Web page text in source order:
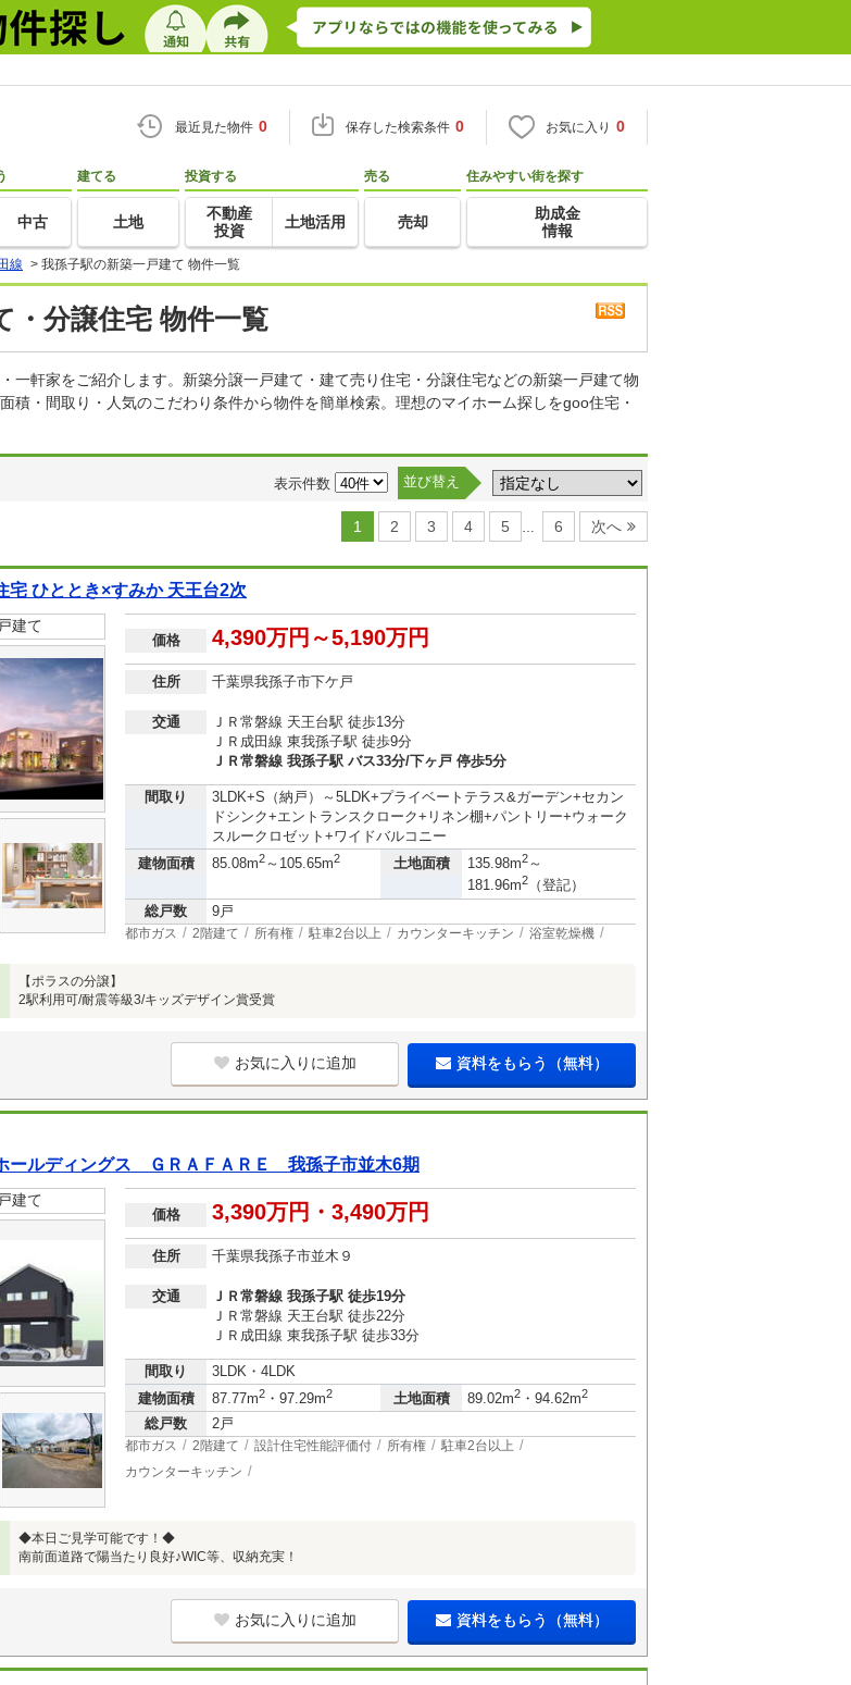
最近見た物件 0 保存した検索条件 0 お気に入り 0
中古
建てる
土地
投資する
不動産
投資
土地活用
売る
売却
住みやすい街を探す
助成金
情報
線 > 我孫子駅の新築一戸建て 物件一覧
・分譲住宅 物件一覧
一軒家をご紹介します。新築分譲一戸建て・建て売り住宅・分譲住宅などの新築一戸建て物
積・間取り・人気のこだわり条件から物件を簡単検索。理想のマイホーム探しをgoo住宅・
表示件数 並び替え
1 2 3 4 5 … 6 次へ
宅 ひととき×すみか 天王台2次
建て
価格 4,390万円～5,190万円
住所 千葉県我孫子市下ケ戸
交通
ＪＲ常磐線 天王台駅 徒歩13分
ＪＲ成田線 東我孫子駅 徒歩9分
ＪＲ常磐線 我孫子駅 バス33分/下ヶ戸 停歩5分
間取り
3LDK+S（納戸）～5LDK+プライベートテラス&ガーデン+セカン
ドシンク+エントランスクローク+リネン棚+パントリー+ウォーク
スルークロゼット+ワイドバルコニー
建物面積
85.08m2～105.65m2 土地面積 135.98m2～
181.96m2
（登記）
総戸数
9戸
都市ガス 2階建て 所有権 駐車2台以上 カウンターキッチン 浴室乾燥機
【ポラスの分譲】
2駅利用可/耐震等級3/キッズデザイン賞受賞
お気に入りに追加 資料をもらう（無料）
ールディングス ＧＲＡＦＡＲＥ 我孫子市並木6期
建て
価格 3,390万円・3,490万円
住所 千葉県我孫子市並木９
交通
ＪＲ常磐線 我孫子駅 徒歩19分
ＪＲ常磐線 天王台駅 徒歩22分
ＪＲ成田線 東我孫子駅 徒歩33分
間取り
3LDK・4LDK
建物面積
87.77m2 ・97.29m2 土地面積 89.02m2 ・94.62m2
総戸数 2戸
都市ガス 2階建て 設計住宅性能評価付 所有権
駐車2台以上
カウンターキッチン
◆本日ご見学可能です！◆
南前面道路で陽当たり良好♪WIC等、収納充実！
お気に入りに追加 資料をもらう（無料）